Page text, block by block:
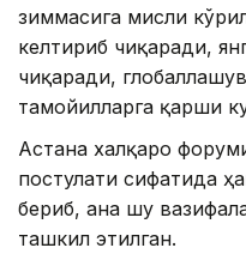
зиммасига мисли
келтириб чиқаради,
чиқаради,
тамойилларга қарши
Астана халқаро
постулати сифатида
бериб, ана шу
ташкил этилган.